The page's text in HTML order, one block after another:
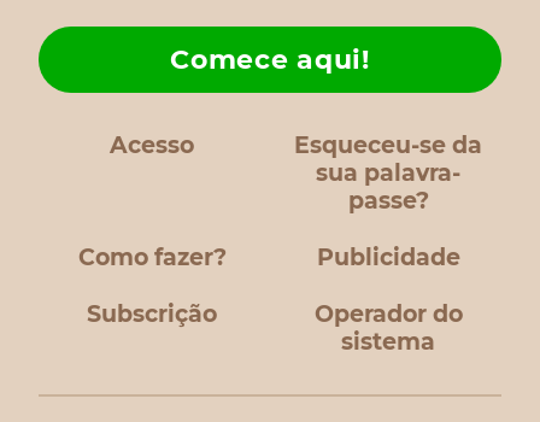
Acesso
Esqueceu-se da
sua palavra-
passe?
Como fazer?
Comece aqui!
Publicidade
Subscrição
Operador do
sistema